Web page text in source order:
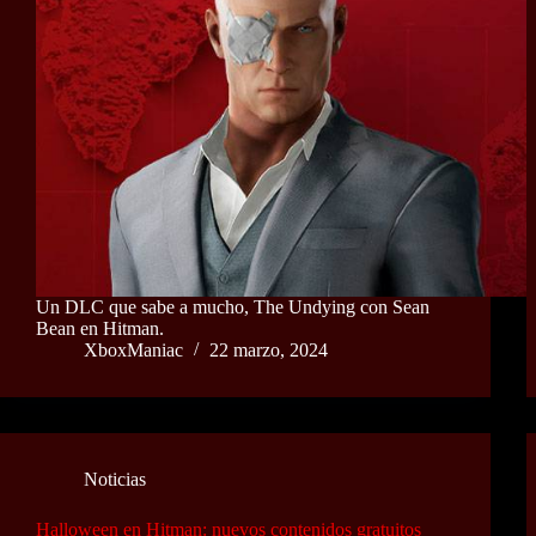
Un DLC que sabe a mucho, The Undying con Sean
Bean en Hitman.
XboxManiac
22 marzo, 2024
Noticias
Halloween en Hitman: nuevos contenidos gratuitos